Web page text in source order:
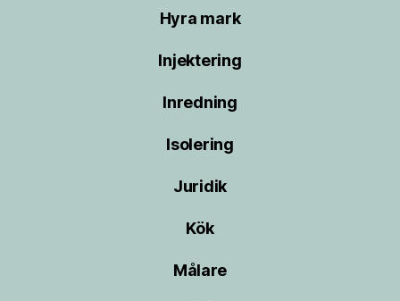
Hyra mark
Injektering
Inredning
Isolering
Juridik
Kök
Målare